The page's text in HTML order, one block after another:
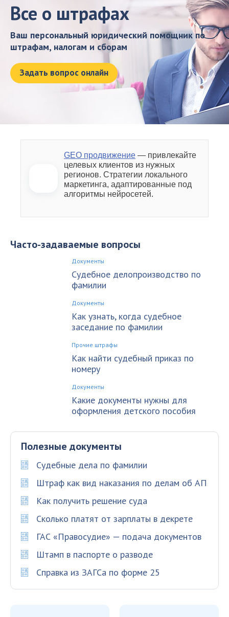
Все о штрафах
Ваш персональный юридический помощник по
штрафам, налогам и сборам
Задать вопрос онлайн
GEO продвижение — привлекайте
целевых клиентов из нужных
регионов. Стратегии локального
маркетинга, адаптированные под
алгоритмы нейросетей.
Часто-задаваемые вопросы
Документы
Судебное делопроизводство по
фамилии
Документы
Как узнать, когда судебное
заседание по фамилии
Прочие штрафы
Как найти судебный приказ по
номеру
Документы
Какие документы нужны для
оформления детского пособия
Полезные документы
Судебные дела по фамилии
Штраф как вид наказания по делам об АП
Как получить решение суда
Сколько платят от зарплаты в декрете
ГАС «Правосудие» — подача документов
Штамп в паспорте о разводе
Справка из ЗАГСа по форме 25